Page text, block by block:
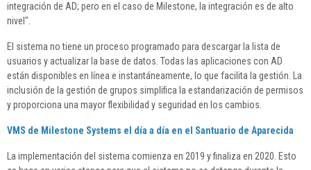
integración de AD; pero en el caso de Milestone, la integración es de alto
nivel".
El sistema no tiene un proceso programado para descargar la lista de
usuarios y actualizar la base de datos. Todas las aplicaciones con AD
están disponibles en línea e instantáneamente, lo que facilita la gestión. La
inclusión de la gestión de grupos simplifica la estandarización de permisos
y proporciona una mayor flexibilidad y seguridad en los cambios.
VMS de Milestone Systems el día a día en el Santuario de Aparecida
La implementación del sistema comienza en 2019 y finaliza en 2020. Esto